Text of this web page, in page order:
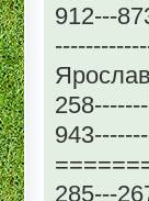
912---
285---